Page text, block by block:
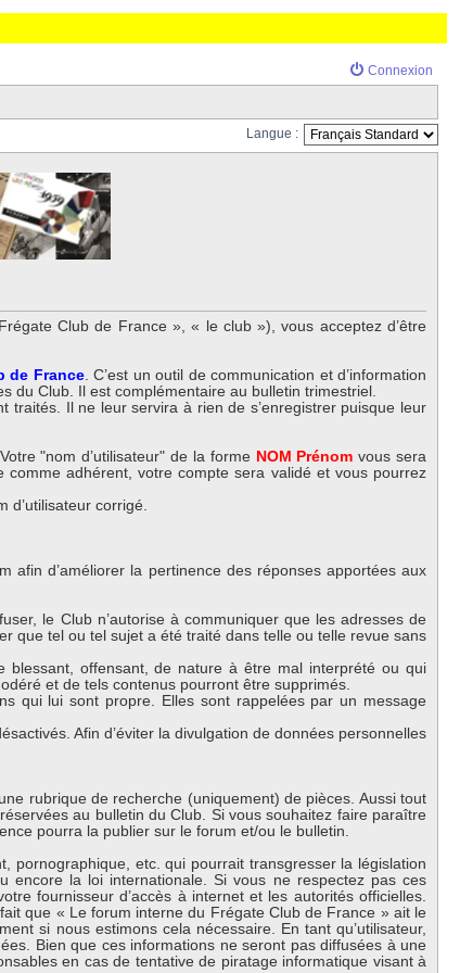
Connexion
Langue :
Club de France », « le club »), vous acceptez d’être
de France. C’est un outil de communication et d’information
du Club. Il est complémentaire au bulletin trimestriel.
Il ne leur servira à rien de s’enregistrer puisque leur
"nom d’utilisateur" de la forme NOM Prénom vous sera
adhérent, votre compte sera validé et vous pourrez
corrigé.
afin d’améliorer la pertinence des réponses apportées aux
le Club n’autorise à communiquer que les adresses de
que tel ou tel sujet a été traité dans telle ou telle revue sans
offensant, de nature à être mal interprété ou qui
et de tels contenus pourront être supprimés.
qui lui sont propre. Elles sont rappelées par un message
Afin d’éviter la divulgation de données personnelles
rubrique de recherche (uniquement) de pièces. Aussi tout
au bulletin du Club. Si vous souhaitez faire paraître
pourra la publier sur le forum et/ou le bulletin.
pornographique, etc. qui pourrait transgresser la législation
la loi internationale. Si vous ne respectez pas ces
fournisseur d’accès à internet et les autorités officielles.
que « Le forum interne du Frégate Club de France » ait le
si nous estimons cela nécessaire. En tant qu’utilisateur,
Bien que ces informations ne seront pas diffusées à une
en cas de tentative de piratage informatique visant à